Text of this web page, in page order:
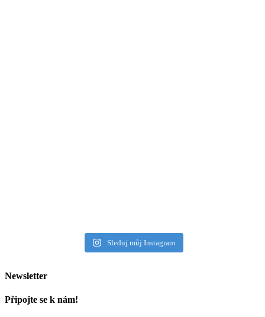
Sleduj můj Instagram
Newsletter
Připojte se k nám!